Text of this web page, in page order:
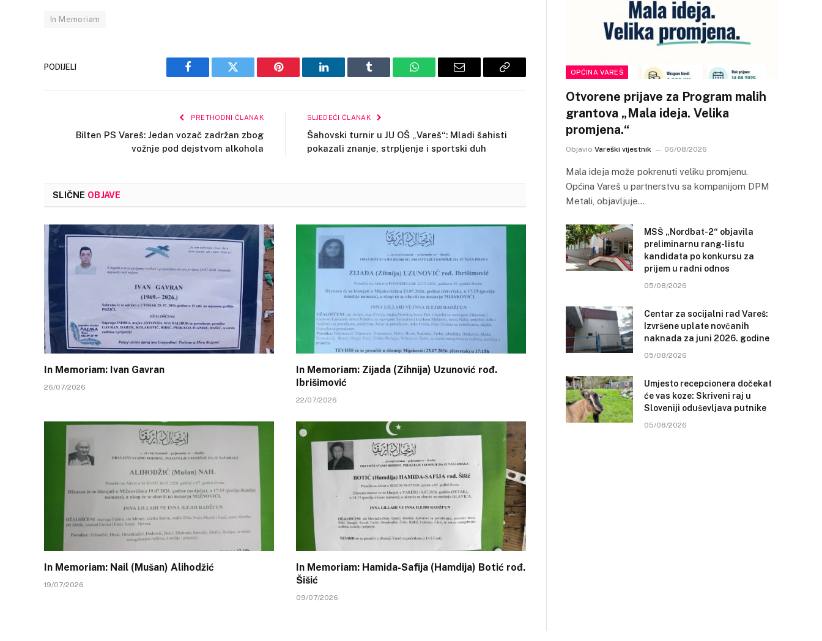
In Memoriam
PODIJELI
Facebook Twitter Pinterest LinkedIn Tumblr WhatsAppEmail
Copy
PRETHODNI ČLANAK
Bilten PS Vareš: Jedan vozač zadržan zbog
vožnje pod dejstvom alkohola
SLJEDEĆI ČLANAK
Šahovski turnir u JU OŠ „Vareš“: Mladi šahisti
pokazali znanje, strpljenje i sportski duh
SLIČNE OBJAVE
In Memoriam: Ivan Gavran
26/07/2026
In Memoriam: Zijada (Zihnija) Uzunović rođ.
Ibrišimović
22/07/2026
In Memoriam: Nail (Mušan) Alihodžić
19/07/2026
In Memoriam: Hamida-Safija (Hamdija) Botić rođ.
Šišić
09/07/2026
OPĆINA VAREŠ
Otvorene prijave za Program malih
grantova „Mala ideja. Velika
promjena.“
Objavio Vareški vijestnik 06/08/2026
Mala ideja može pokrenuti veliku promjenu.
Općina Vareš u partnerstvu sa kompanijom DPM
Metali, objavljuje…
MSŠ „Nordbat-2“ objavila
preliminarnu rang-listu
kandidata po konkursu za
prijem u radni odnos
05/08/2026
Centar za socijalni rad Vareš:
Izvršene uplate novčanih
naknada za juni 2026. godine
05/08/2026
Umjesto recepcionera dočekat
će vas koze: Skriveni raj u
Sloveniji oduševljava putnike
05/08/2026